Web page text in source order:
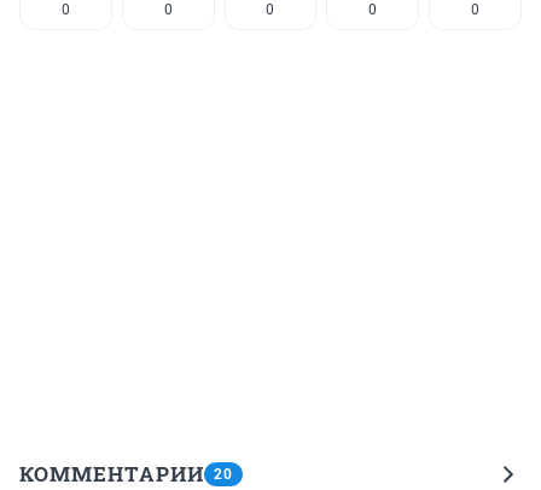
0 0 0 0 0
КОММЕНТАРИИ 20